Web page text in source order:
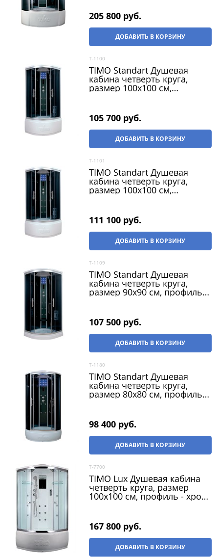
раздвижные
205 800 руб.
ДОБАВИТЬ В КОРЗИНУ
T-1100
TIMO Standart Душевая
кабина четверть круга,
размер 100х100 см,
раздвижные
105 700 руб.
ДОБАВИТЬ В КОРЗИНУ
T-1101
TIMO Standart Душевая
кабина четверть круга,
размер 100х100 см,
раздвижные
111 100 руб.
ДОБАВИТЬ В КОРЗИНУ
T-1109
TIMO Standart Душевая
кабина четверть круга,
размер 90х90 см, профиль -
раздвижные
107 500 руб.
ДОБАВИТЬ В КОРЗИНУ
T-1180
TIMO Standart Душевая
кабина четверть круга,
размер 80х80 см, профиль -
раздвижные
98 400 руб.
ДОБАВИТЬ В КОРЗИНУ
T-7700
TIMO Lux Душевая кабина
четверть круга, размер
100х100 см, профиль - хром
167 800 руб.
ДОБАВИТЬ В КОРЗИНУ